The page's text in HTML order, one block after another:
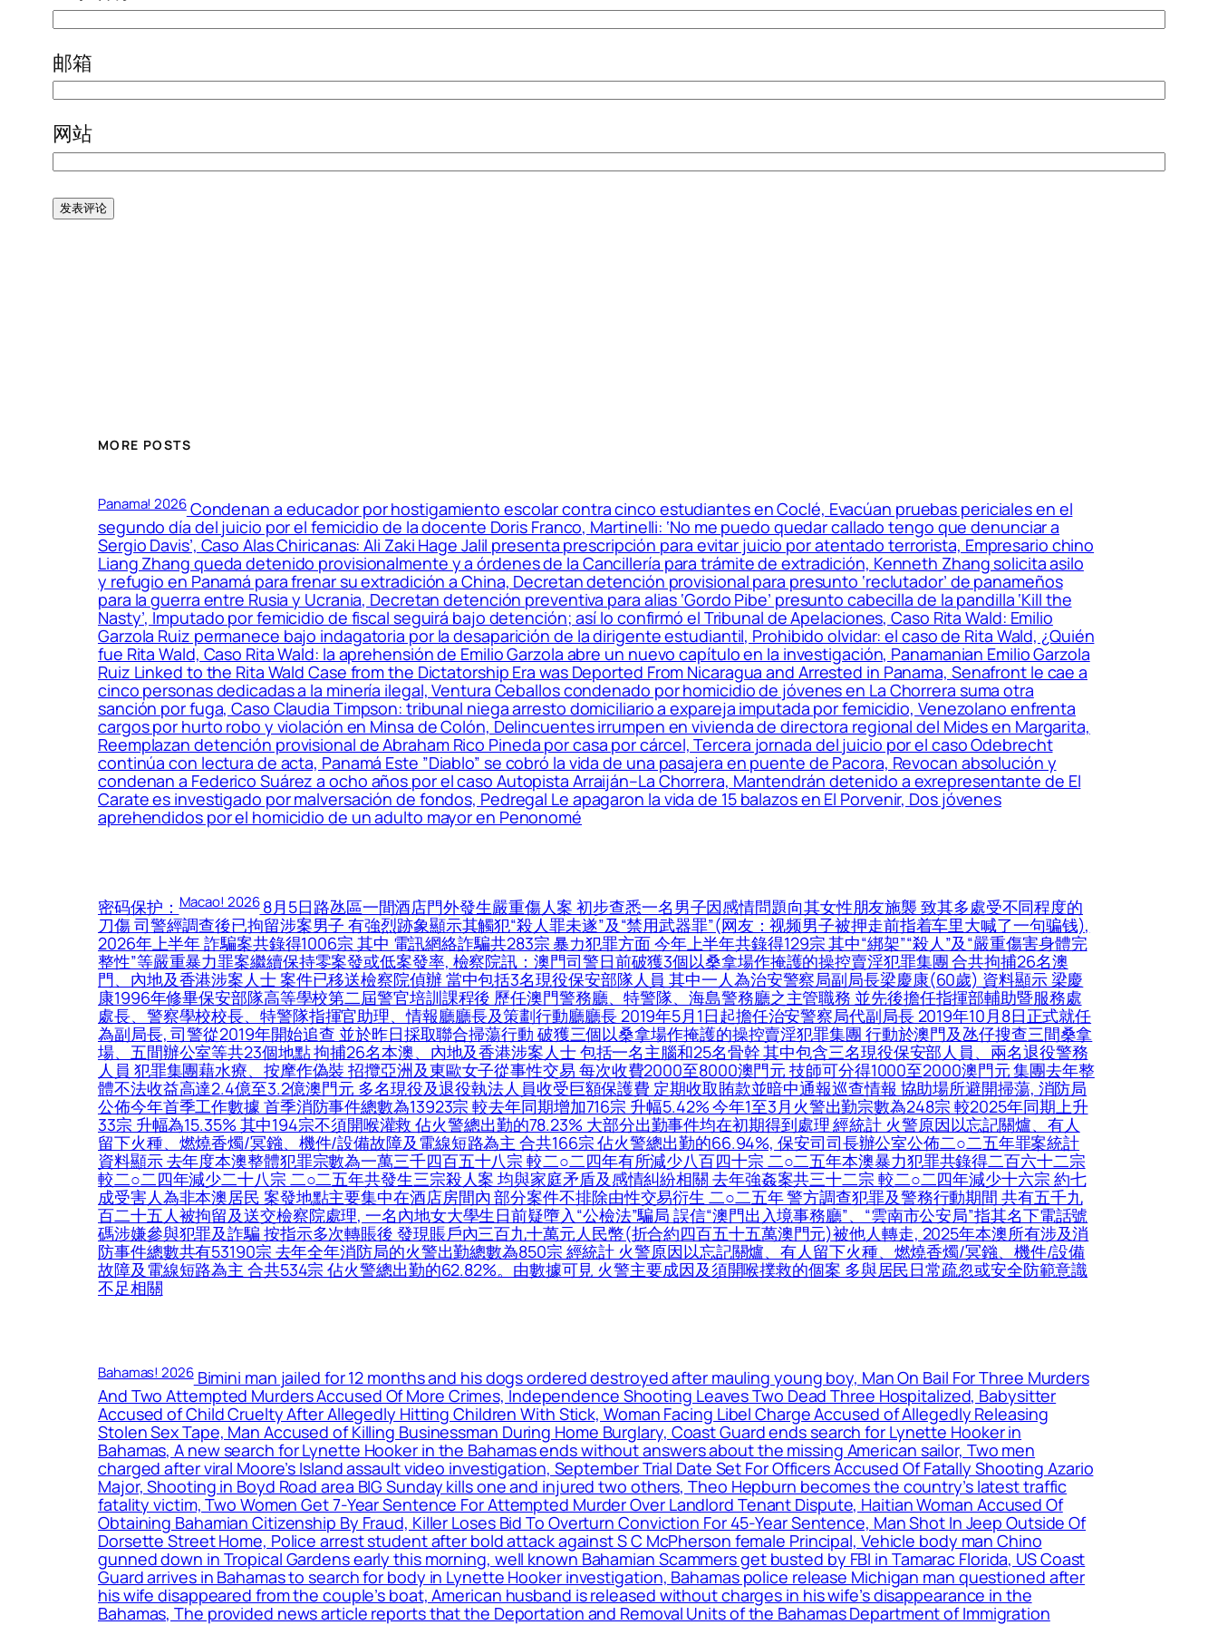
邮箱
网站
MORE POSTS
Panama! 2026Condenan a educador por hostigamiento escolar contra cinco estudiantes en Coclé, Evacúan pruebas periciales en el
segundo día del juicio por el femicidio de la docente Doris Franco, Martinelli: ‘No me puedo quedar callado tengo que denunciar a
Sergio Davis’, Caso Alas Chiricanas: Ali Zaki Hage Jalil presenta prescripción para evitar juicio por atentado terrorista, Empresario chino
Liang Zhang queda detenido provisionalmente y a órdenes de la Cancillería para trámite de extradición, Kenneth Zhang solicita asilo
y refugio en Panamá para frenar su extradición a China, Decretan detención provisional para presunto ‘reclutador’ de panameños
para la guerra entre Rusia y Ucrania, Decretan detención preventiva para alias ‘Gordo Pibe’ presunto cabecilla de la pandilla ‘Kill the
Nasty’, Imputado por femicidio de fiscal seguirá bajo detención; así lo confirmó el Tribunal de Apelaciones, Caso Rita Wald: Emilio
Garzola Ruiz permanece bajo indagatoria por la desaparición de la dirigente estudiantil, Prohibido olvidar: el caso de Rita Wald, ¿Quién
fue Rita Wald, Caso Rita Wald: la aprehensión de Emilio Garzola abre un nuevo capítulo en la investigación, Panamanian Emilio Garzola
Ruiz Linked to the Rita Wald Case from the Dictatorship Era was Deported From Nicaragua and Arrested in Panama, Senafront le cae a
cinco personas dedicadas a la minería ilegal, Ventura Ceballos condenado por homicidio de jóvenes en La Chorrera suma otra
sanción por fuga, Caso Claudia Timpson: tribunal niega arresto domiciliario a expareja imputada por femicidio, Venezolano enfrenta
cargos por hurto robo y violación en Minsa de Colón, Delincuentes irrumpen en vivienda de directora regional del Mides en Margarita,
Reemplazan detención provisional de Abraham Rico Pineda por casa por cárcel, Tercera jornada del juicio por el caso Odebrecht
continúa con lectura de acta, Panamá Este ”Diablo” se cobró la vida de una pasajera en puente de Pacora, Revocan absolución y
condenan a Federico Suárez a ocho años por el caso Autopista Arraiján–La Chorrera, Mantendrán detenido a exrepresentante de El
Carate es investigado por malversación de fondos, Pedregal Le apagaron la vida de 15 balazos en El Porvenir, Dos jóvenes
aprehendidos por el homicidio de un adulto mayor en Penonomé
密码保护：Macao! 20268月5日路氹區一間酒店門外發生嚴重傷人案 初步查悉一名男子因感情問題向其女性朋友施襲 致其多處受不同程度的
刀傷 司警經調查後已拘留涉案男子 有強烈跡象顯示其觸犯“殺人罪未遂”及“禁用武器罪”(网友：视频男子被押走前指着车里大喊了一句骗钱),
2026年上半年 詐騙案共錄得1006宗 其中 電訊網絡詐騙共283宗 暴力犯罪方面 今年上半年共錄得129宗 其中“綁架”“殺人”及“嚴重傷害身體完
整性”等嚴重暴力罪案繼續保持零案發或低案發率, 檢察院訊：澳門司警日前破獲3個以桑拿場作掩護的操控賣淫犯罪集團 合共拘捕26名澳
門、內地及香港涉案人士 案件已移送檢察院偵辦 當中包括3名現役保安部隊人員 其中一人為治安警察局副局長梁慶康(60歲) 資料顯示 梁慶
康1996年修畢保安部隊高等學校第二屆警官培訓課程後 歷任澳門警務廳、特警隊、海島警務廳之主管職務 並先後擔任指揮部輔助暨服務處
處長、警察學校校長、特警隊指揮官助理、情報廳廳長及策劃行動廳廳長 2019年5月1日起擔任治安警察局代副局長 2019年10月8日正式就任
為副局長, 司警從2019年開始追查 並於昨日採取聯合掃蕩行動 破獲三個以桑拿場作掩護的操控賣淫犯罪集團 行動於澳門及氹仔搜查三間桑拿
場、五間辦公室等共23個地點 拘捕26名本澳、內地及香港涉案人士 包括一名主腦和25名骨幹 其中包含三名現役保安部人員、兩名退役警務
人員 犯罪集團藉水療、按摩作偽裝 招攬亞洲及東歐女子從事性交易 每次收費2000至8000澳門元 技師可分得1000至2000澳門元 集團去年整
體不法收益高達2.4億至3.2億澳門元 多名現役及退役執法人員收受巨額保護費 定期收取賄款並暗中通報巡查情報 協助場所避開掃蕩, 消防局
公佈今年首季工作數據 首季消防事件總數為13923宗 較去年同期增加716宗 升幅5.42% 今年1至3月火警出勤宗數為248宗 較2025年同期上升
33宗 升幅為15.35% 其中194宗不須開喉灌救 佔火警總出勤的78.23% 大部分出勤事件均在初期得到處理 經統計 火警原因以忘記關爐、有人
留下火種、燃燒香燭/冥鏹、機件/設備故障及電線短路為主 合共166宗 佔火警總出勤的66.94%, 保安司司長辦公室公佈二○二五年罪案統計
資料顯示 去年度本澳整體犯罪宗數為一萬三千四百五十八宗 較二○二四年有所減少八百四十宗 二○二五年本澳暴力犯罪共錄得二百六十二宗
較二○二四年減少二十八宗 二○二五年共發生三宗殺人案 均與家庭矛盾及感情糾紛相關 去年強姦案共三十二宗 較二○二四年減少十六宗 約七
成受害人為非本澳居民 案發地點主要集中在酒店房間內 部分案件不排除由性交易衍生 二○二五年 警方調查犯罪及警務行動期間 共有五千九
百二十五人被拘留及送交檢察院處理, 一名內地女大學生日前疑墮入“公檢法”騙局 誤信“澳門出入境事務廳”、“雲南市公安局”指其名下電話號
碼涉嫌參與犯罪及詐騙 按指示多次轉賬後 發現賬戶內三百九十萬元人民幣(折合約四百五十五萬澳門元)被他人轉走, 2025年本澳所有涉及消
防事件總數共有53190宗 去年全年消防局的火警出勤總數為850宗 經統計 火警原因以忘記關爐、有人留下火種、燃燒香燭/冥鏹、機件/設備
故障及電線短路為主 合共534宗 佔火警總出勤的62.82%。由數據可見 火警主要成因及須開喉撲救的個案 多與居民日常疏忽或安全防範意識
不足相關
Bahamas! 2026Bimini man jailed for 12 months and his dogs ordered destroyed after mauling young boy, Man On Bail For Three Murders
And Two Attempted Murders Accused Of More Crimes, Independence Shooting Leaves Two Dead Three Hospitalized, Babysitter
Accused of Child Cruelty After Allegedly Hitting Children With Stick, Woman Facing Libel Charge Accused of Allegedly Releasing
Stolen Sex Tape, Man Accused of Killing Businessman During Home Burglary, Coast Guard ends search for Lynette Hooker in
Bahamas, A new search for Lynette Hooker in the Bahamas ends without answers about the missing American sailor, Two men
charged after viral Moore’s Island assault video investigation, September Trial Date Set For Officers Accused Of Fatally Shooting Azario
Major, Shooting in Boyd Road area BIG Sunday kills one and injured two others, Theo Hepburn becomes the country’s latest traffic
fatality victim, Two Women Get 7-Year Sentence For Attempted Murder Over Landlord Tenant Dispute, Haitian Woman Accused Of
Obtaining Bahamian Citizenship By Fraud, Killer Loses Bid To Overturn Conviction For 45-Year Sentence, Man Shot In Jeep Outside Of
Dorsette Street Home, Police arrest student after bold attack against S C McPherson female Principal, Vehicle body man Chino
gunned down in Tropical Gardens early this morning, well known Bahamian Scammers get busted by FBI in Tamarac Florida, US Coast
Guard arrives in Bahamas to search for body in Lynette Hooker investigation, Bahamas police release Michigan man questioned after
his wife disappeared from the couple’s boat, American husband is released without charges in his wife’s disappearance in the
Bahamas, The provided news article reports that the Deportation and Removal Units of the Bahamas Department of Immigration